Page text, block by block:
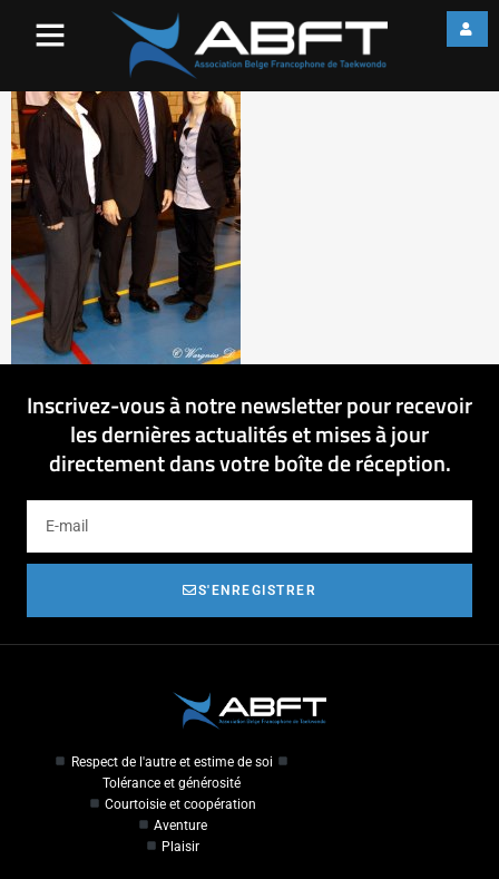
Inscrivez-vous à notre newsletter pour recevoir
les dernières actualités et mises à jour
directement dans votre boîte de réception.
S'ENREGISTRER
Respect de l'autre et estime de soi
Tolérance et générosité
Courtoisie et coopération
Aventure
Plaisir